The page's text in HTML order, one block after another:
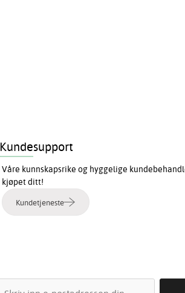
Kundesupport
Våre kunnskapsrike og hyggelige
kjøpet ditt!
Kundetjeneste